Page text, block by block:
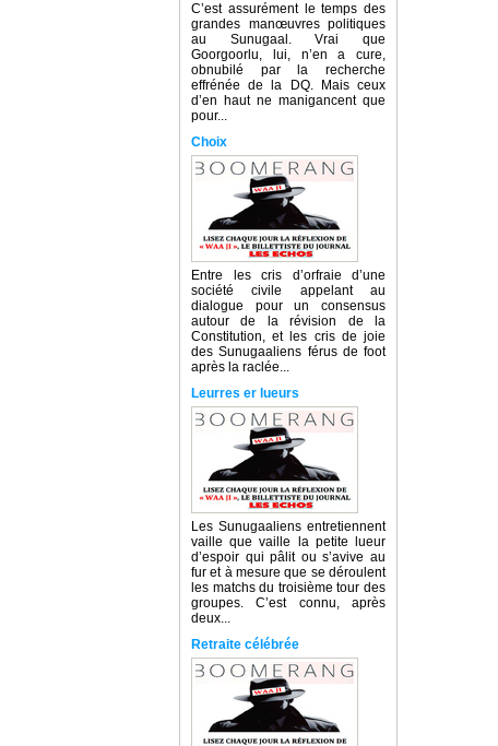
C’est assurément le temps des
grandes manœuvres politiques
au Sunugaal. Vrai que
Goorgoorlu, lui, n’en a cure,
obnubilé par la recherche
effrénée de la DQ. Mais ceux
d’en haut ne manigancent que
pour...
Choix
Entre les cris d’orfraie d’une
société civile appelant au
dialogue pour un consensus
autour de la révision de la
Constitution, et les cris de joie
des Sunugaaliens férus de foot
après la raclée...
Leurres er lueurs
Les Sunugaaliens entretiennent
vaille que vaille la petite lueur
d’espoir qui pâlit ou s’avive au
fur et à mesure que se déroulent
les matchs du troisième tour des
groupes. C’est connu, après
deux...
Retraite célébrée